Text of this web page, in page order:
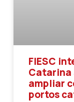
FIESC
Catarina
ampliar
portos